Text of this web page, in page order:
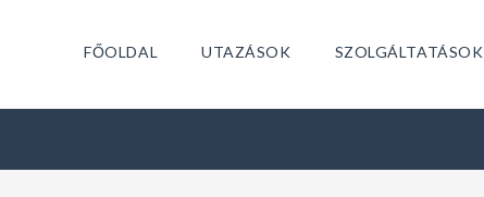
FŐOLDAL UTAZÁSOK SZOLGÁLTATÁSOK